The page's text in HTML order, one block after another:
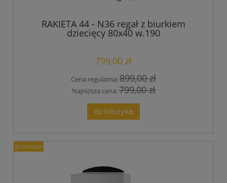
RAKIETA 44 - N36 regał z biurkiem
dziecięcy 80x40 w.190
799,00 zł
Cena regularna:899,00 zł
Najniższa cena:799,00 zł
do koszyka
promocja